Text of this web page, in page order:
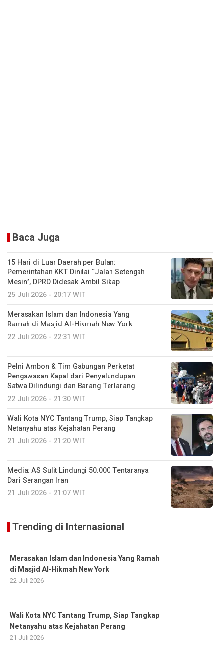
Baca Juga
15 Hari di Luar Daerah per Bulan:
Pemerintahan KKT Dinilai “Jalan Setengah
Mesin”, DPRD Didesak Ambil Sikap
25 Juli 2026 - 20:17 WIT
Merasakan Islam dan Indonesia Yang
Ramah di Masjid Al-Hikmah New York
22 Juli 2026 - 22:31 WIT
Pelni Ambon & Tim Gabungan Perketat
Pengawasan Kapal dari Penyelundupan
Satwa Dilindungi dan Barang Terlarang
22 Juli 2026 - 21:30 WIT
Wali Kota NYC Tantang Trump, Siap Tangkap
Netanyahu atas Kejahatan Perang
21 Juli 2026 - 21:20 WIT
Media: AS Sulit Lindungi 50.000 Tentaranya
Dari Serangan Iran
21 Juli 2026 - 21:07 WIT
Trending di Internasional
Merasakan Islam dan Indonesia Yang Ramah
di Masjid Al-Hikmah New York
22 Juli 2026
Wali Kota NYC Tantang Trump, Siap Tangkap
Netanyahu atas Kejahatan Perang
21 Juli 2026